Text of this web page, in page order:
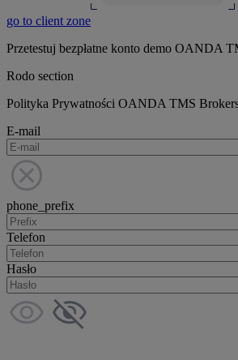
go to client zone
Przetestuj bezpłatne konto demo OANDA
Rodo section
Polityka Prywatności OANDA TMS
E-mail
phone_prefix
Telefon
Hasło